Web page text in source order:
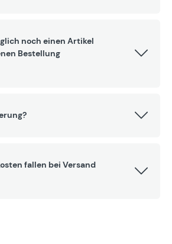
noch einen Artikel
Bestellung
fallen bei Versand